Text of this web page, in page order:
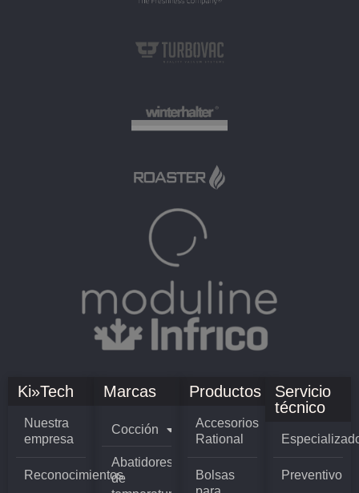
Ki»Tech
Nuestra
empresa
Reconocimientos
Marcas
Cocción
Abatidores
de
Productos
Accesorios
Rational
Bolsas
Servicio
técnico
Preventivo